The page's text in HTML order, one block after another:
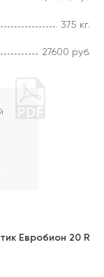
375 кг.
27600 руб.
Евробион 20 R